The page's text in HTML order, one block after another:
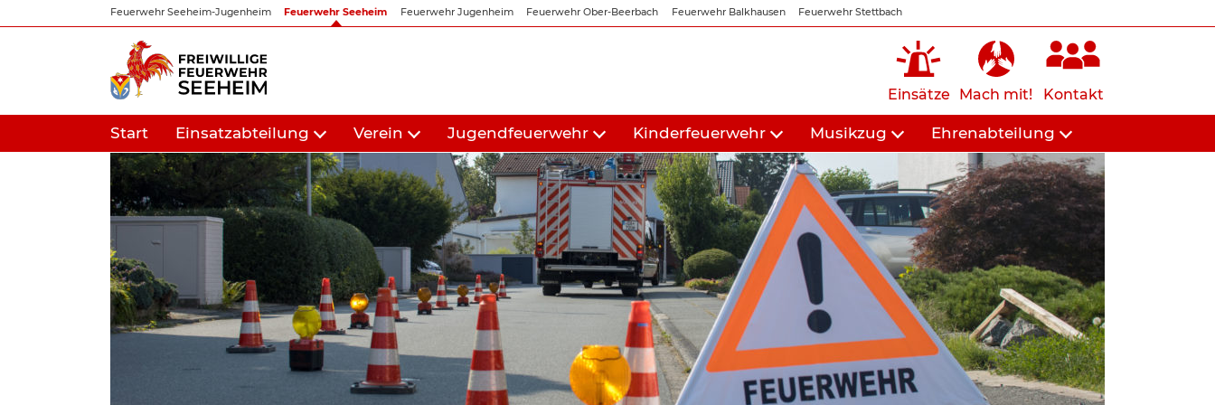
Inhalt
Feuerwehr Seeheim-Jugenheim Feuerwehr Seeheim Feuerwehr Jugenheim Feuerwehr Ober-Beerbach Feuerwehr Balkhausen Feuerwehr Stettbach
Einsätze Mach mit! Kontakt
Start Einsatzabteilung Verein Jugendfeuerwehr Kinderfeuerwehr Musikzug Ehrenabteilung